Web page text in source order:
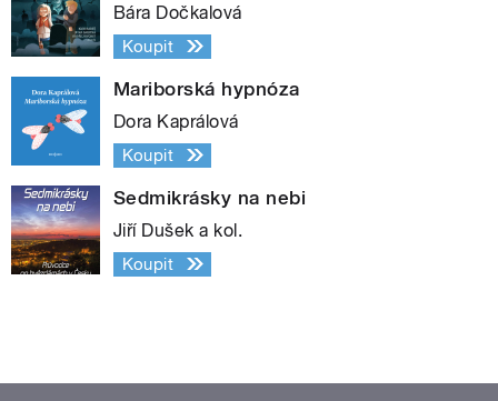
Bára Dočkalová
Koupit
Mariborská hypnóza
Dora Kaprálová
Koupit
Sedmikrásky na nebi
Jiří Dušek a kol.
Koupit